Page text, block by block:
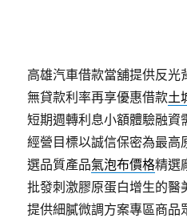
高雄汽車借款當舖提供反光
無貸款利率再享優惠借款土
短期週轉利息小額體驗融資
經營目標以誠信保密為最高
選品質產品氣泡布價格精選
批發刺激膠原蛋白增生的醫
提供細膩微調方案專區商品